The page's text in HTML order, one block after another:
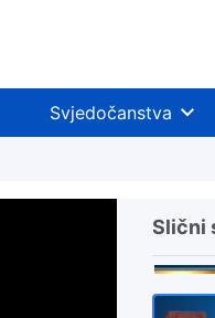
Svjedočanstva
Slični